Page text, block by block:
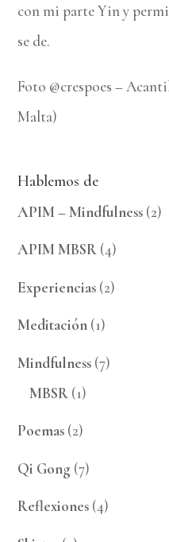
con mi parte Yin y
se de.
Foto @crespoes –
Malta)
Hablemos de
APIM – Mindfulness (2)
APIM MBSR (4)
Experiencias (2)
Meditación (1)
Mindfulness (7)
MBSR (1)
Poemas (2)
Qi Gong (7)
Reflexiones (4)